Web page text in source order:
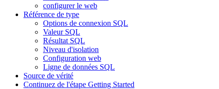
configurer le web
Référence de type
Options de connexion SQL
Valeur SQL
Résultat SQL
Niveau d'isolation
Configuration web
Ligne de données SQL
Source de vérité
Continuez de l'étape Getting Started